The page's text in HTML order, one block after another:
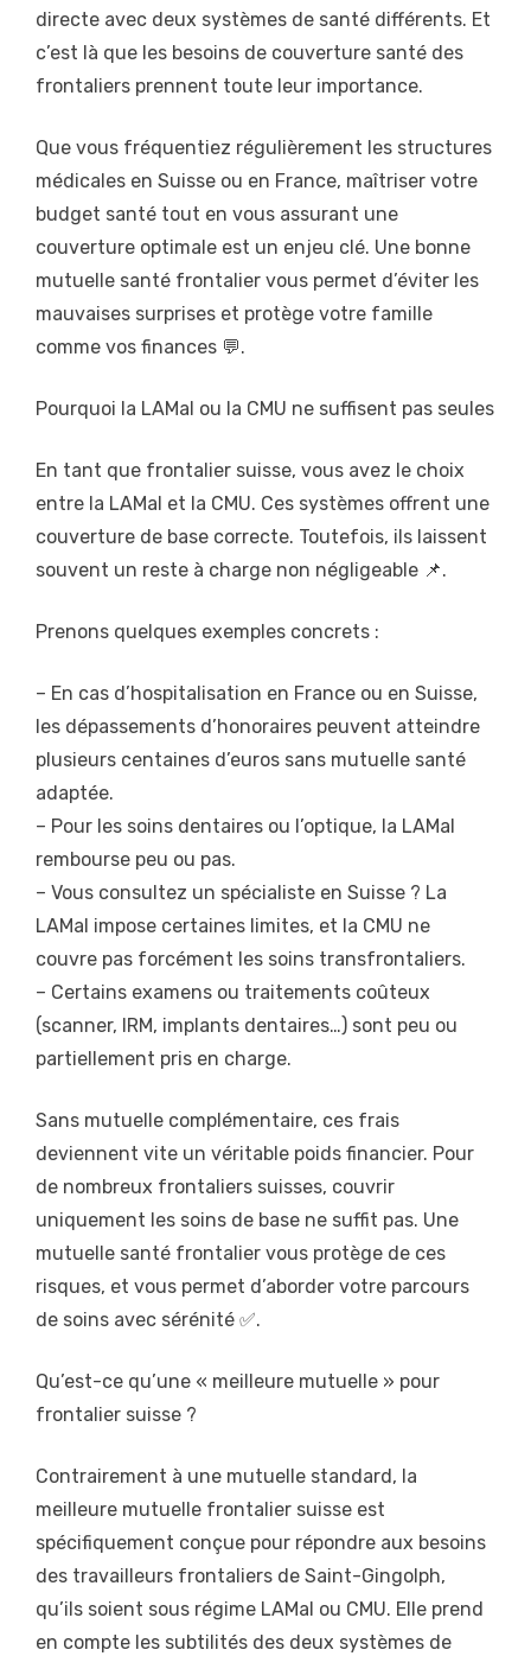
directe avec deux systèmes de santé différents. Et
c’est là que les besoins de couverture santé des
frontaliers prennent toute leur importance.
Que vous fréquentiez régulièrement les structures
médicales en Suisse ou en France, maîtriser votre
budget santé tout en vous assurant une
couverture optimale est un enjeu clé. Une bonne
mutuelle santé frontalier vous permet d’éviter les
mauvaises surprises et protège votre famille
comme vos finances 💬.
Pourquoi la LAMal ou la CMU ne suffisent pas seules
En tant que frontalier suisse, vous avez le choix
entre la LAMal et la CMU. Ces systèmes offrent une
couverture de base correcte. Toutefois, ils laissent
souvent un reste à charge non négligeable 📌.
Prenons quelques exemples concrets :
– En cas d’hospitalisation en France ou en Suisse,
les dépassements d’honoraires peuvent atteindre
plusieurs centaines d’euros sans mutuelle santé
adaptée.
– Pour les soins dentaires ou l’optique, la LAMal
rembourse peu ou pas.
– Vous consultez un spécialiste en Suisse ? La
LAMal impose certaines limites, et la CMU ne
couvre pas forcément les soins transfrontaliers.
– Certains examens ou traitements coûteux
(scanner, IRM, implants dentaires…) sont peu ou
partiellement pris en charge.
Sans mutuelle complémentaire, ces frais
deviennent vite un véritable poids financier. Pour
de nombreux frontaliers suisses, couvrir
uniquement les soins de base ne suffit pas. Une
mutuelle santé frontalier vous protège de ces
risques, et vous permet d’aborder votre parcours
de soins avec sérénité ✅.
Qu’est-ce qu’une « meilleure mutuelle » pour
frontalier suisse ?
Contrairement à une mutuelle standard, la
meilleure mutuelle frontalier suisse est
spécifiquement conçue pour répondre aux besoins
des travailleurs frontaliers de Saint-Gingolph,
qu’ils soient sous régime LAMal ou CMU. Elle prend
en compte les subtilités des deux systèmes de